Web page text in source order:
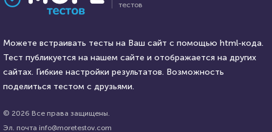
кулинарии: финская и
английская кухни. Что вам о
них известно?
AlexYasnovidov HTML - код
Аниме подруга
тестов
Можете встраивать тесты на Ваш сайт с помощью html-кода.
Тест публикуется на нашем сайте и отображается на других
сайтах. Гибкие настройки результатов. Возможность
поделиться тестом с друзьями.
© 2026 Все права защищены.
Эл. почта info@moretestov.com